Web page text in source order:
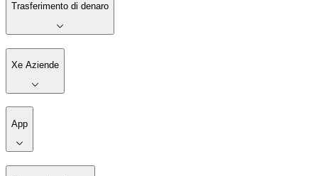
Trasferimento di denaro
Xe Aziende
App